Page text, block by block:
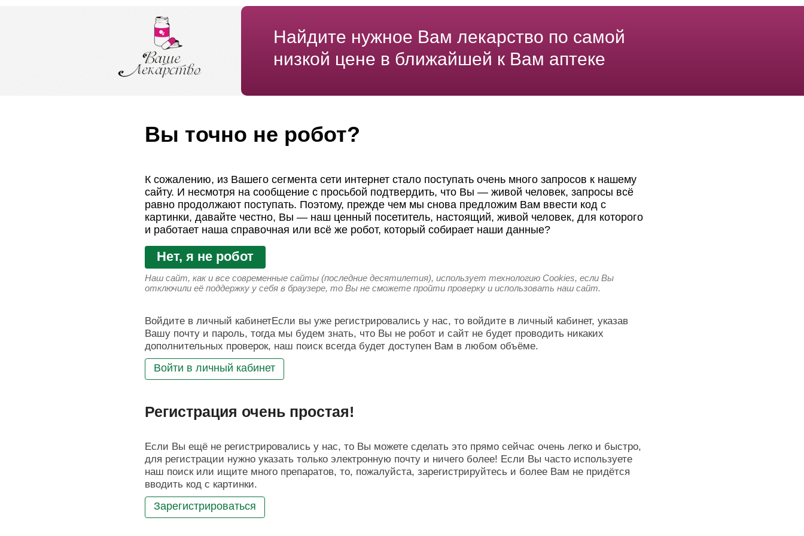
Найдите нужное Вам лекарство по самой
низкой цене в ближайшей к Вам аптеке
Вы точно не робот?
К сожалению, из Вашего сегмента сети интернет стало поступать очень много запросов к нашему
сайту. И несмотря на сообщение с просьбой подтвердить, что Вы — живой человек, запросы всё
равно продолжают поступать. Поэтому, прежде чем мы снова предложим Вам ввести код с
картинки, давайте честно, Вы — наш ценный посетитель, настоящий, живой человек, для которого
и работает наша справочная или всё же робот, который собирает наши данные?
Нет, я не робот
Наш сайт, как и все современные сайты (последние десятилетия), использует технологию Cookies, если Вы
отключили её поддержку у себя в браузере, то Вы не сможете пройти проверку и использовать наш сайт.
Войдите в личный кабинетЕсли вы уже регистрировались у нас, то войдите в личный кабинет, указав
Вашу почту и пароль, тогда мы будем знать, что Вы не робот и сайт не будет проводить никаких
дополнительных проверок, наш поиск всегда будет доступен Вам в любом объёме.
Войти в личный кабинет
Регистрация очень простая!
Если Вы ещё не регистрировались у нас, то Вы можете сделать это прямо сейчас очень легко и быстро,
для регистрации нужно указать только электронную почту и ничего более! Если Вы часто используете
наш поиск или ищите много препаратов, то, пожалуйста, зарегистрируйтесь и более Вам не придётся
вводить код с картинки.
Зарегистрироваться